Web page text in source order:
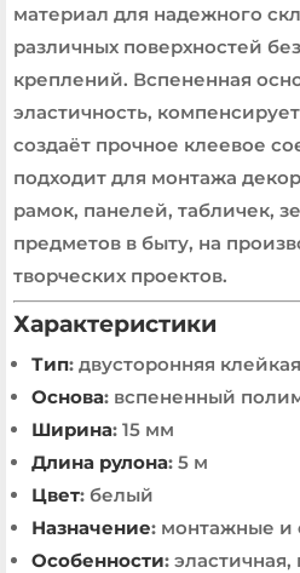
материал для надежного
различных поверхностей
креплений. Вспененная
эластичность,
создаёт прочное клеевое
подходит для монтажа
рамок, панелей, табличек,
предметов в быту, на
творческих проектов.
Характеристики
Тип: двусторонняя
Основа: вспененный
Ширина: 15 мм
Длина рулона: 5 м
Цвет: белый
Назначение: монтажные и
Особенности: эластичная,